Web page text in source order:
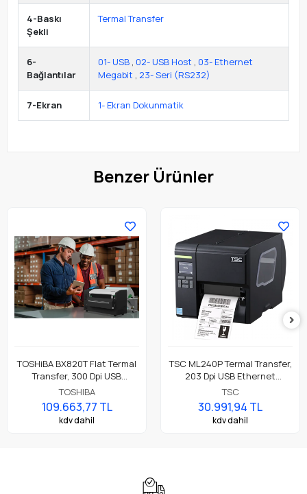
4-Baskı
Şekli
Termal Transfer
6-
Bağlantılar
01- USB , 02- USB Host , 03- Ethernet
Megabit , 23- Seri (RS232)
7-Ekran 1- Ekran Dokunmatik
Benzer Ürünler
TOSHiBA BX820T Flat Termal
Transfer, 300 Dpi USB
Ethernet, 8" A4 Premium
Endüstriyel Barkod Etiket
Yazıcı
TOSHIBA
109.663,77 TL
kdv dahil
TSC ML240P Termal Transfer,
203 Dpi USB Ethernet
Endüstriyel Barkod Etiket
Rulo Yazıcı
TSC
30.991,94 TL
kdv dahil